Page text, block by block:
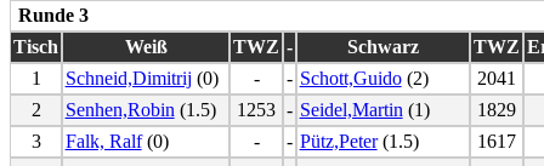
Runde 3
Tisch
Weiß TWZ - Schwarz TWZ
1
Schneid,Dimitrij (0) - - Schott,Guido(2) 2041
2
Senhen,Robin (1.5) 1253 - Seidel,Martin (1) 1829
3
Falk, Ralf(0) - - Pütz,Peter(1.5) 1617